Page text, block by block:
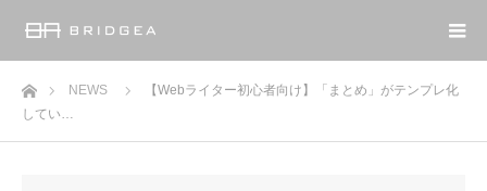
ホームNEWS
【Webライター初心者向け】「まとめ」がテンプレ化
してい…